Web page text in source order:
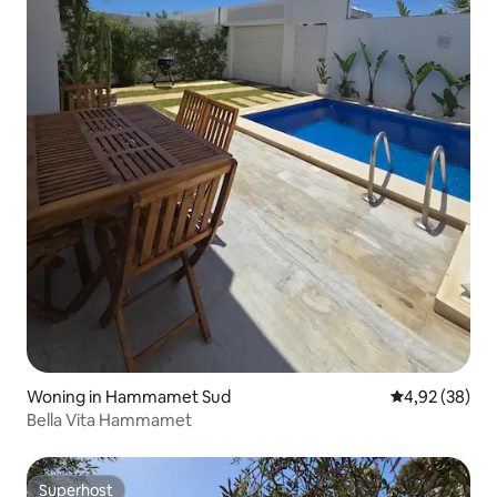
Woning in Hammamet Sud Gemiddelde
4,92 (38)
Bella Vita Hammamet
Superhost